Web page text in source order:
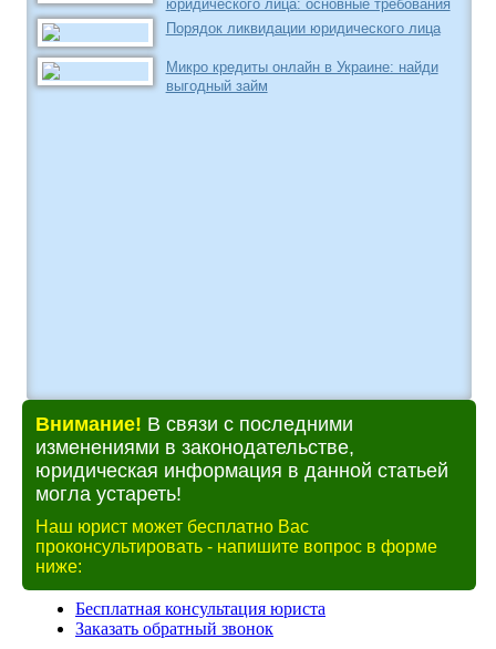
юридического лица: основные требования
Порядок ликвидации юридического лица
Микро кредиты онлайн в Украине: найди
выгодный займ
Внимание! В связи с последними
изменениями в законодательстве,
юридическая информация в данной статьей
могла устареть!
Наш юрист может бесплатно Вас
проконсультировать - напишите вопрос в форме
ниже: